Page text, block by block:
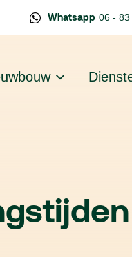
Whatsapp 06 - 83